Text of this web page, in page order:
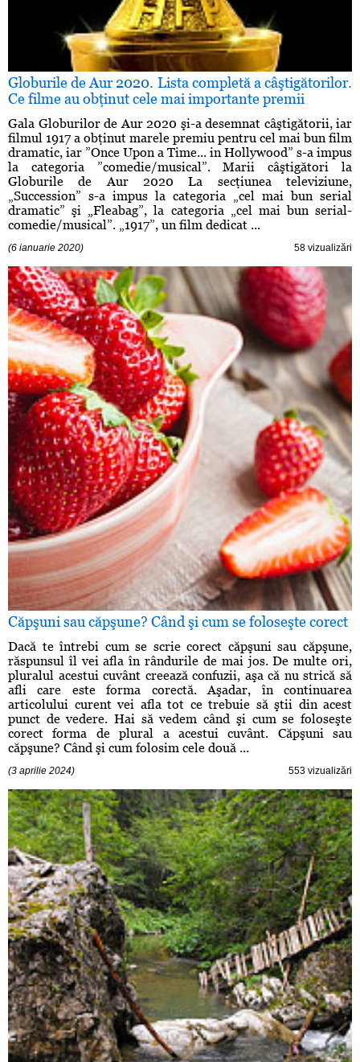
Globurile de Aur 2020. Lista completă a câştigătorilor.
Ce filme au obţinut cele mai importante premii
Gala Globurilor de Aur 2020 şi-a desemnat câştigătorii, iar
filmul 1917 a obţinut marele premiu pentru cel mai bun film
dramatic, iar ”Once Upon a Time... in Hollywood” s-a impus
la categoria ”comedie/musical”. Marii câştigători la
Globurile de Aur 2020 La secţiunea televiziune,
„Succession” s-a impus la categoria „cel mai bun serial
dramatic” şi „Fleabag”, la categoria „cel mai bun serial-
comedie/musical”. „1917”, un film dedicat ...
(6 ianuarie 2020) 58 vizualizări
Căpşuni sau căpşune? Când şi cum se foloseşte corect
Dacă te întrebi cum se scrie corect căpşuni sau căpşune,
răspunsul îl vei afla în rândurile de mai jos. De multe ori,
pluralul acestui cuvânt creează confuzii, aşa că nu strică să
afli care este forma corectă. Aşadar, în continuarea
articolului curent vei afla tot ce trebuie să ştii din acest
punct de vedere. Hai să vedem când şi cum se foloseşte
corect forma de plural a acestui cuvânt. Căpşuni sau
căpşune? Când şi cum folosim cele două ...
(3 aprilie 2024) 553 vizualizări